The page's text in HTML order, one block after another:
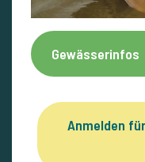
Gewässerinfos
Anmelden